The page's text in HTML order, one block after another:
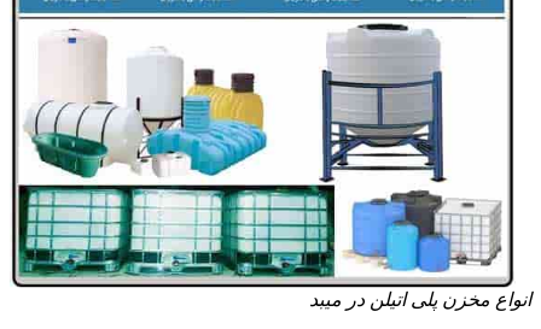
انواع مخزن پلی اتیلن در میبد